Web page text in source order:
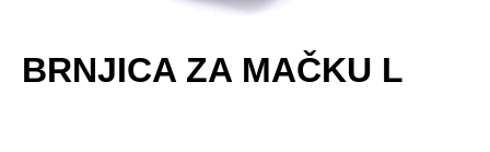
BRNJICA ZA MAČKU L